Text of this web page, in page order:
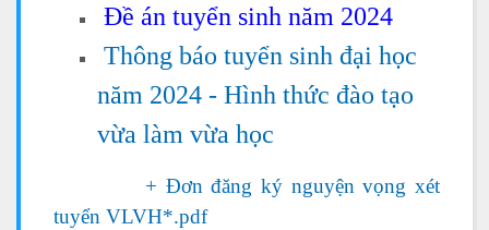
Đề án tuyển sinh năm 2024
Thông báo tuyển sinh đại học
năm 2024 - Hình thức đào tạo
vừa làm vừa học
+ Đơn đăng ký nguyện vọng xét
tuyển VLVH*.pdf